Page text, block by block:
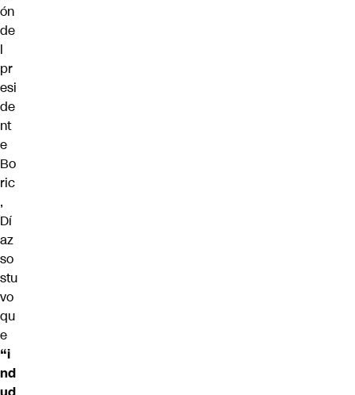
ón
de
l
pr
esi
de
nt
e
Bo
ric
,
Dí
az
so
stu
vo
qu
e
“i
nd